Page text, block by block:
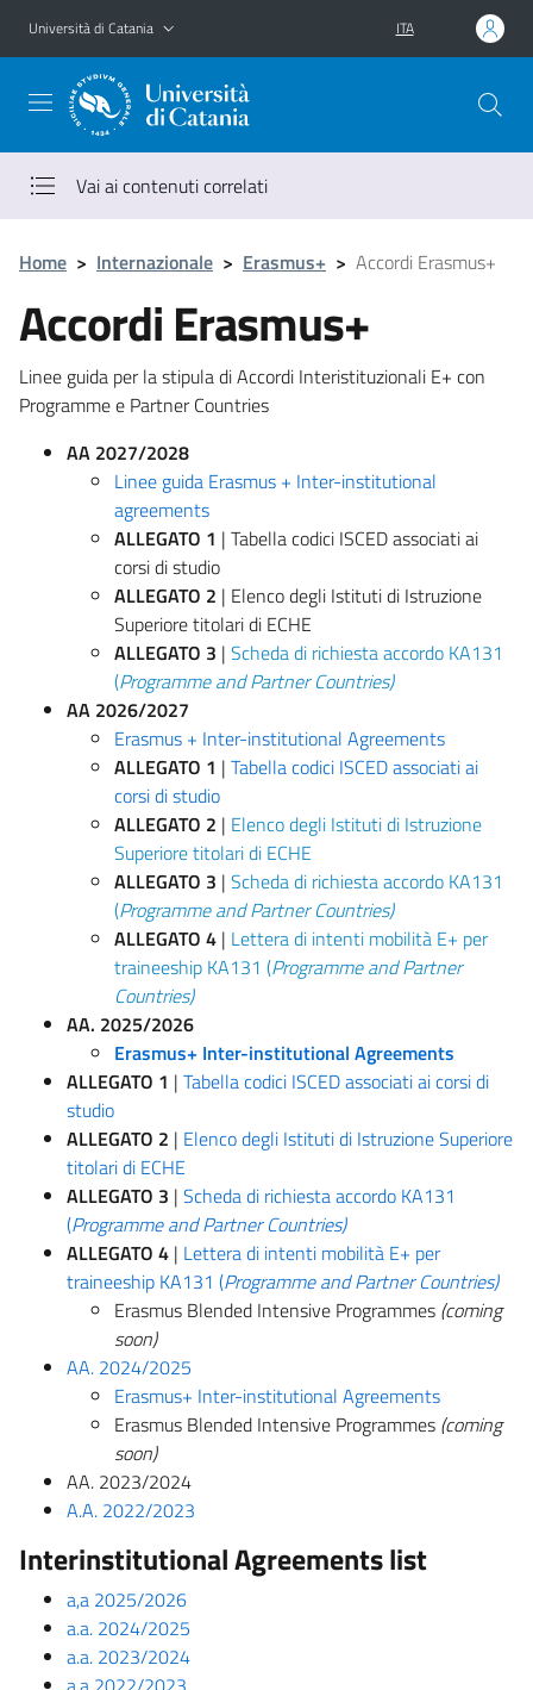
Vai al contenuto principale
Vai al menu di navigazione
Università di Catania ITA
Vai ai contenuti correlati
Home > Internazionale > Erasmus+ > Accordi Erasmus+
Accordi Erasmus+
Linee guida per la stipula di Accordi Interistituzionali E+ con
Programme e Partner Countries
AA 2027/2028
Linee guida Erasmus + Inter-institutional
agreements
ALLEGATO 1 | Tabella codici ISCED associati ai
corsi di studio
ALLEGATO 2 | Elenco degli Istituti di Istruzione
Superiore titolari di ECHE
ALLEGATO 3 | Scheda di richiesta accordo KA131
(Programme and Partner Countries)
AA 2026/2027
Erasmus + Inter-institutional Agreements
ALLEGATO 1 | Tabella codici ISCED associati ai
corsi di studio
ALLEGATO 2 | Elenco degli Istituti di Istruzione
Superiore titolari di ECHE
ALLEGATO 3 | Scheda di richiesta accordo KA131
(Programme and Partner Countries)
ALLEGATO 4 | Lettera di intenti mobilità E+ per
traineeship KA131 (Programme and Partner
Countries)
AA. 2025/2026
​Erasmus+ Inter-institutional Agreements
ALLEGATO 1 | Tabella codici ISCED associati ai corsi di
studio
ALLEGATO 2 | Elenco degli Istituti di Istruzione Superiore
titolari di ECHE
ALLEGATO 3 | Scheda di richiesta accordo KA131
(Programme and Partner Countries)
ALLEGATO 4 | Lettera di intenti mobilità E+ per
traineeship KA131 (Programme and Partner Countries)
​Erasmus Blended Intensive Programmes (coming
soon)
AA. 2024/2025
Erasmus+ Inter-institutional Agreements
Erasmus Blended Intensive Programmes (coming
soon)
AA. 2023/2024
A.A. 2022/2023
Interinstitutional Agreements list
a,a 2025/2026
a.a. 2024/2025
a.a. 2023/2024